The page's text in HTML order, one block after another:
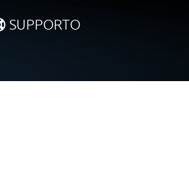
SUPPORTO